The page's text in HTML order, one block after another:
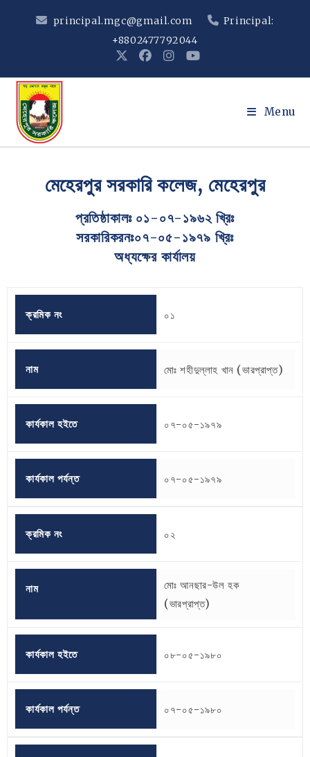
principal.mgc@gmail.com
Principal:
+8802477792044
Menu
মেহেরপুর সরকারি কলেজ, মেহেরপুর
প্রতিষ্ঠাকালঃ ০১-০৭-১৯৬২ খ্রিঃ
সরকারিকরনঃ০৭-০৫-১৯৭৯ খ্রিঃ
অধ্যক্ষের কার্যালয়
ক্রমিক নং ০১
নাম মোঃ শহীদুল্লাহ খান (ভারপ্রাপ্ত)
কার্যকাল হইতে ০৭-০৫-১৯৭৯
কার্যকাল পর্যন্ত ০৭-০৫-১৯৭৯
ক্রমিক নং ০২
নাম
মোঃ আনছার-উল হক
(ভারপ্রাপ্ত)
কার্যকাল হইতে ০৮-০৫-১৯৮০
কার্যকাল পর্যন্ত ০৭-০৫-১৯৮০